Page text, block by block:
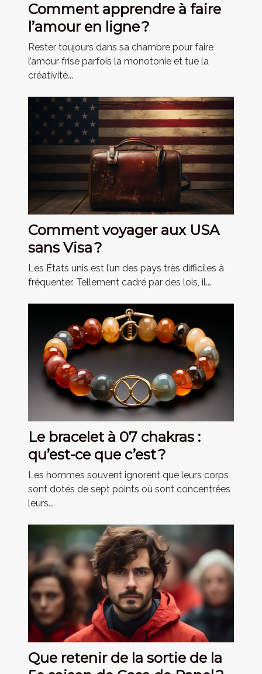
Comment apprendre à faire
l’amour en ligne ?
Rester toujours dans sa chambre pour faire
l’amour frise parfois la monotonie et tue la
créativité...
Comment voyager aux USA
sans Visa ?
Les États unis est l’un des pays très difficiles à
fréquenter. Tellement cadré par des lois, il...
Le bracelet à 07 chakras :
qu’est-ce que c’est ?
Les hommes souvent ignorent que leurs corps
sont dotés de sept points où sont concentrées
leurs...
Que retenir de la sortie de la